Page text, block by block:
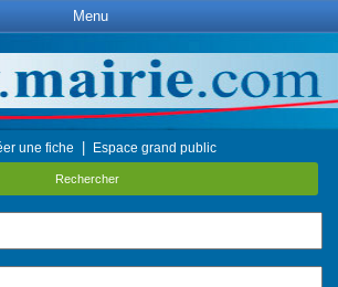
Menu
une fiche Espace grand public
Rechercher